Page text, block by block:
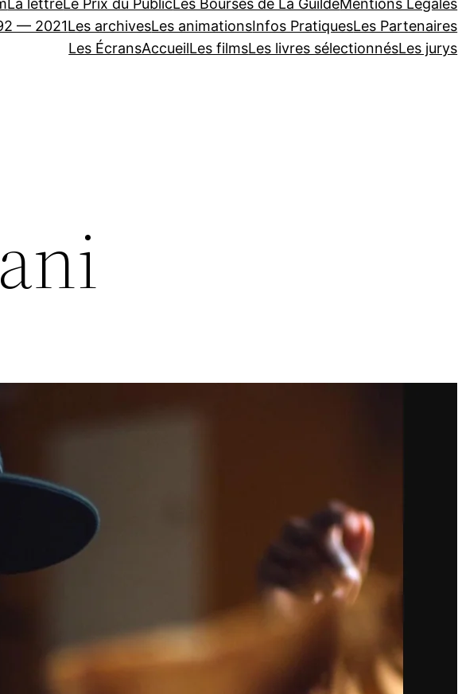
La lettreLe Prix du PublicLes Bourses de La GuildeMentions Légales
— 2021Les archivesLes animationsInfos PratiquesLes Partenaires
Les ÉcransAccueilLes filmsLes livres sélectionnésLes jurys